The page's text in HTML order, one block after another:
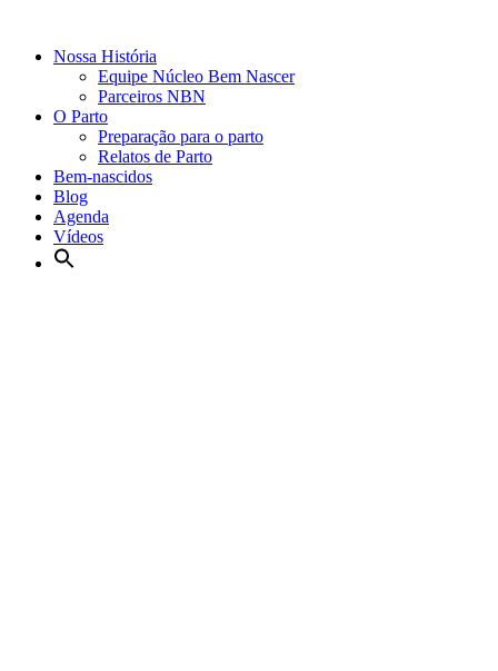
Nossa História
Equipe Núcleo Bem Nascer
Parceiros NBN
O Parto
Preparação para o parto
Relatos de Parto
Bem-nascidos
Blog
Agenda
Vídeos